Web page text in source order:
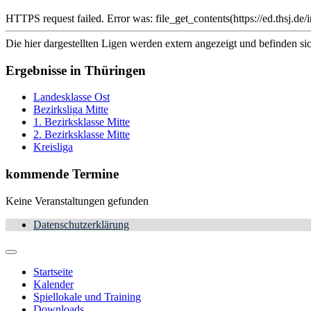
HTTPS request failed. Error was: file_get_contents(https://
Die hier dargestellten Ligen werden extern angezeigt und befinden
Ergebnisse in Thüringen
Landesklasse Ost
Bezirksliga Mitte
1. Bezirksklasse Mitte
2. Bezirksklasse Mitte
Kreisliga
kommende Termine
Keine Veranstaltungen gefunden
Datenschutzerklärung
Startseite
Kalender
Spiellokale und Training